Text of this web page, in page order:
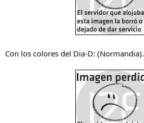
Con los colores del Dia-D: (Normandia).